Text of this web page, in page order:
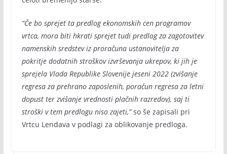
“Če bo sprejet ta predlog ekonomskih cen programov
vrtca, mora biti hkrati sprejet tudi predlog za zagotovitev
namenskih sredstev iz proračuna ustanovitelja za
pokritje dodatnih stroškov izvrševanja ukrepov, ki jih je
sprejela Vlada Republike Slovenije jeseni 2022 (zvišanje
regresa za prehrano zaposlenih, poračun regresa za letni
dopust ter zvišanje vrednosti plačnih razredov), saj ti
stroški v tem predlogu niso zajeti,”so še zapisali pri
Vrtcu Lendava v podlagi za oblikovanje predloga.